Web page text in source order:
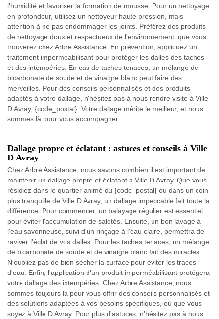
l'humidité et favoriser la formation de mousse. Pour un nettoyage
en profondeur, utilisez un nettoyeur haute pression, mais
attention à ne pas endommager les joints. Préférez des produits
de nettoyage doux et respectueux de l'environnement, que vous
trouverez chez Arbre Assistance. En prévention, appliquez un
traitement imperméabilisant pour protéger les dalles des taches
et des intempéries. En cas de taches tenaces, un mélange de
bicarbonate de soude et de vinaigre blanc peut faire des
merveilles. Pour des conseils personnalisés et des produits
adaptés à votre dallage, n'hésitez pas à nous rendre visite à Ville
D Avray, {code_postal}. Votre dallage mérite le meilleur, et nous
sommes là pour vous accompagner.
Dallage propre et éclatant : astuces et conseils à Ville
D Avray
Chez Arbre Assistance, nous savons combien il est important de
maintenir un dallage propre et éclatant à Ville D Avray. Que vous
résidiez dans le quartier animé du {code_postal} ou dans un coin
plus tranquille de Ville D Avray, un dallage impeccable fait toute la
différence. Pour commencer, un balayage régulier est essentiel
pour éviter l'accumulation de saletés. Ensuite, un bon lavage à
l'eau savonneuse, suivi d'un rinçage à l'eau claire, permettra de
raviver l'éclat de vos dalles. Pour les taches tenaces, un mélange
de bicarbonate de soude et de vinaigre blanc fait des miracles.
N'oubliez pas de bien sécher la surface pour éviter les traces
d'eau. Enfin, l'application d'un produit imperméabilisant protégera
votre dallage des intempéries. Chez Arbre Assistance, nous
sommes toujours là pour vous offrir des conseils personnalisés et
des solutions adaptées à vos besoins spécifiques, où que vous
soyez à Ville D Avray. Pour plus d'astuces, n'hésitez pas à nous